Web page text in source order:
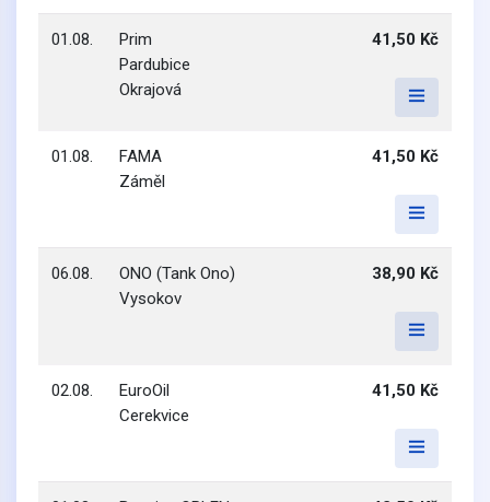
01.08.
Prim
Pardubice
Okrajová
41,50 Kč
01.08.
FAMA
Záměl
41,50 Kč
06.08.
ONO (Tank Ono)
Vysokov
38,90 Kč
02.08.
EuroOil
Cerekvice
41,50 Kč